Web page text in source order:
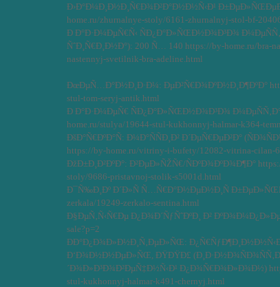
Ð›Ð°Ð¼Ð¸Ð½Ð¸Ñ€Ð¾Ð²Ð°Ð½Ð½Ñ‹Ð¹
home.ru/zhurnalnye-stoly/6161-zhurnalnyj-stol-bf-
Ð Ð°Ð·Ð¼ÐµÑ€Ñ‹ ÑÐ¿Ð°Ð»ÑŒÐ½Ð¾Ð³Ð¾
ÑˆÐ¸Ñ€Ð¸Ð½Ð°): 200 Ñ… 140 https://by-home.ru/bra-
nastennyj-svetilnik-bra-adeline.html
ÐœÐµÑ…Ð°Ð½Ð¸Ð·Ð¼: ÐµÐ²Ñ€Ð¾ÐºÐ½Ð¸Ð¶ÐºÐ°
stul-tom-seryj-antik.html
Ð Ð°Ð·Ð¼ÐµÑ€ ÑÐ¿Ð°Ð»ÑŒÐ½Ð¾Ð³Ð¾
home.ru/stulya/19644-stul-kukhonnyj-halmar-k364-
ÐšÐ°Ñ€ÐºÐ°Ñ: Ð¼Ð°ÑÑÐ¸Ð² Ð´ÐµÑ€ÐµÐ²Ð°
https://by-home.ru/vitriny-i-bufety/12082-vitrina-cilan-
ÐžÐ±Ð¸Ð²ÐºÐ°: Ð²ÐµÐ»ÑŽÑ€/ÑÐºÐ¾ÐºÐ¾Ð¶Ð°
stoly/9686-pristavnoj-stolik-s5001d.html
Ð¯Ñ‰Ð¸Ðº Ð´Ð»Ñ Ñ…Ñ€Ð°Ð½ÐµÐ½Ð¸Ñ
zerkala/19249-zerkalo-sentina.html
Ð§ÐµÑ‚Ñ‹Ñ€Ðµ Ð¿Ð¾Ð´ÑƒÑˆÐºÐ¸ Ð²
sale?p=2
ÐÐ°Ð¿Ð¾Ð»Ð½Ð¸Ñ‚ÐµÐ»ÑŒ:
Ð‘Ð¾Ð½Ð½ÐµÐ»ÑŒ, ÐŸÐŸÐ£
´Ð¾Ð»Ð³Ð¾Ð²ÐµÑ‡Ð½Ñ‹Ð¹ Ð¿Ð¾Ñ€Ð¾Ð»Ð¾Ð½)
stul-kukhonnyj-halmar-k491-chernyj.html